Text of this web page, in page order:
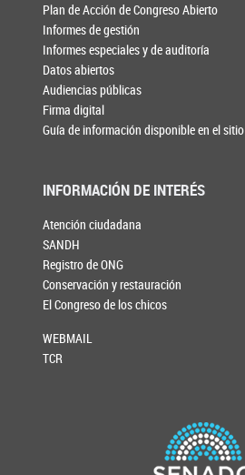
Plan de Acción de Congreso Abierto
Informes de gestión
Informes especiales y de auditoría
Datos abiertos
Audiencias públicas
Firma digital
Guía de información disponible en el sitio
INFORMACIÓN DE INTERÉS
Atención ciudadana
SANDH
Registro de ONG
Conservación y restauración
El Congreso de los chicos
WEBMAIL
TCR